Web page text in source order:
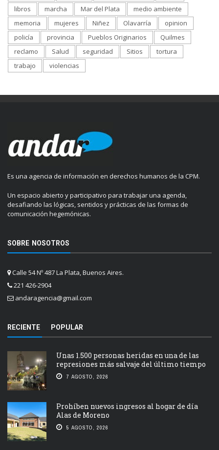
libros
marcha Mar del Plata
medio ambiente
memoria
mujeres Niñez Olavarría
opinion
policía
provincia Pueblos Originarios
Quilmes
reclamo
Salud seguridad Sitios
tortura
trabajo
violencias
Es una agencia de información en derechos humanos de la CPM.
Un espacio abierto y participativo para trabajar una agenda,
desafiando las lógicas, sentidos y prácticas de las formas de
comunicación hegemónicas.
SOBRE NOSOTROS
Calle 54 Nº 487 La Plata, Buenos Aires.
221 426-2904
andaragencia@gmail.com
RECIENTE POPULAR
Unas 1.500 personas heridas en una de las
represiones más salvaje del último tiempo
7 AGOSTO, 2026
Prohíben nuevos ingresos al hogar de día
Alas de Moreno
5 AGOSTO, 2026